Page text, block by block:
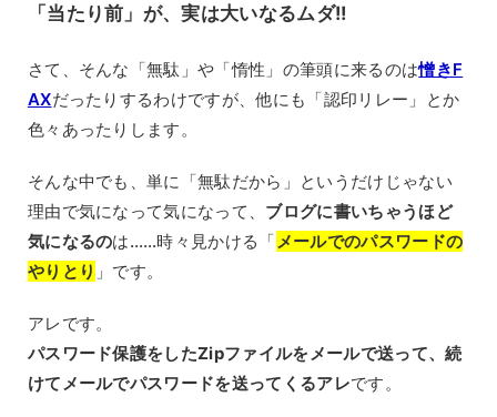
「当たり前」が、実は大いなるムダ!!
さて、そんな「無駄」や「惰性」の筆頭に来るのは憎きF
AXだったりするわけですが、他にも「認印リレー」とか
色々あったりします。
そんな中でも、単に「無駄だから」というだけじゃない
理由で気になって気になって、 ブログに書いちゃうほど
気になるのは……時々見かける「メールでのパスワードの
やりとり 」です。
アレです。
パスワード保護をしたZipファイルをメールで送って、続
けてメールでパスワードを送ってくるアレです。